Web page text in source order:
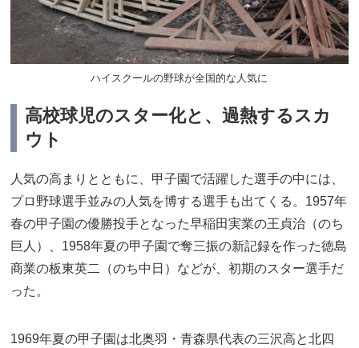
ハイスクールの野球が全国的な人気に
高校球児のスター化と、過熱するスカ
ウト
人気の高まりとともに、甲子園で活躍した選手の中には、
プロ野球選手並みの人気を博する選手も出てくる。1957年
春の甲子園の優勝投手となった早稲田実業の王貞治（のち
巨人）、1958年夏の甲子園で奪三振の新記録を作った徳島
商業の板東英二（のち中日）などが、初期のスター選手だ
った。
1969年夏の甲子園は北奥羽・青森県代表の三沢高と北四